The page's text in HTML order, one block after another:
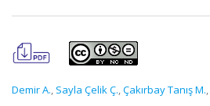
Demir A., Sayla Çelik Ç.,Çakırbay Tanış M.,